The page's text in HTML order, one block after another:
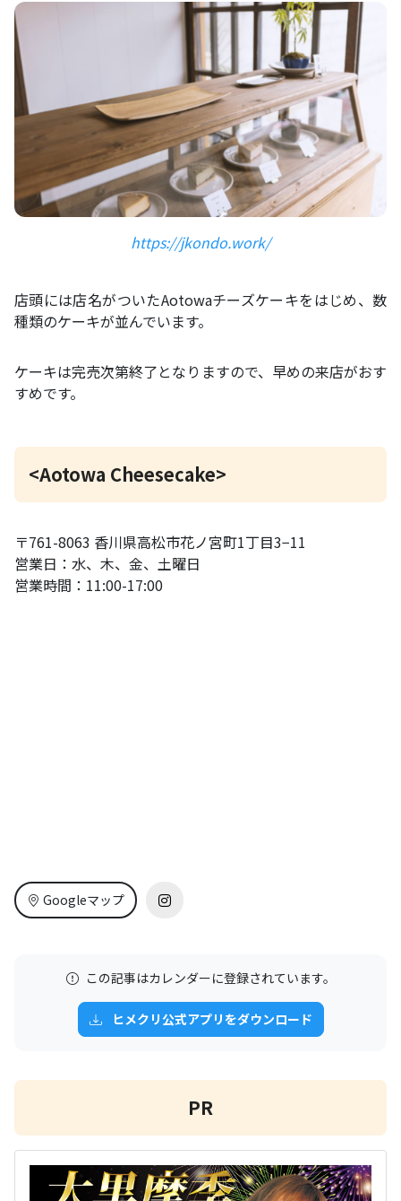
https://jkondo.work/
店頭には店名がついたAotowaチーズケーキをはじめ、数
種類のケーキが並んでいます。
ケーキは完売次第終了となりますので、早めの来店がおす
すめです。
<Aotowa Cheesecake>
〒761-8063 香川県高松市花ノ宮町1丁目3−11
営業日：水、木、金、土曜日
営業時間：11:00-17:00
Googleマップ
この記事はカレンダーに登録されています。
ヒメクリ公式アプリをダウンロード
PR